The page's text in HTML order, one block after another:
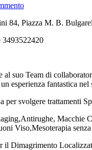
84, Piazza M. B.
3493522420
suo Team di
esperienza fantastica nel
svolgere trattamenti
Macchie
Viso,Mesoterapia
il Dimagrimento